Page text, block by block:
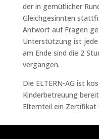
der in gemütlicher
Gleichgesinnten
Antwort auf Fragen
Unterstützung ist
am Ende sind die 2
vergangen.
Die ELTERN-AG ist
Kinderbetreuung
Elternteil ein Zertifikat